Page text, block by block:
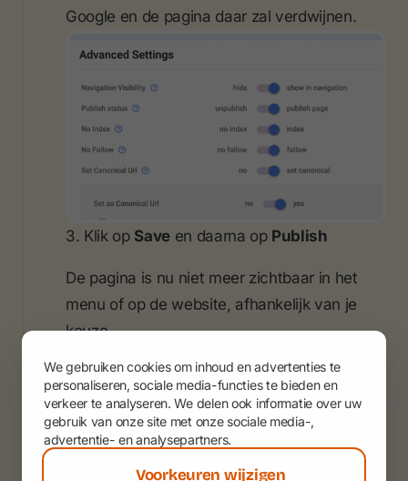
Google en de pagina daar zal verdwijnen.
3. Klik op Saveen daarna op Publish
De pagina is nu niet meer zichtbaar in het
menu of op de website, afhankelijk van je
keuze.
Zit je even vast?
We gebruiken cookies om inhoud en advertenties te
personaliseren, sociale media-functies te bieden en
verkeer te analyseren. We delen ook informatie over uw
gebruik van onze site met onze sociale media-,
advertentie- en analysepartners.
Voorkeuren wijzigen